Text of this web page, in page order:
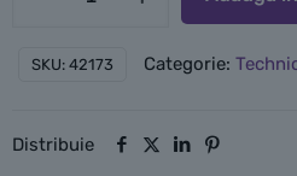
Koenigsegg
Absolut
SKU: 42173 Categorie:
Distribuie